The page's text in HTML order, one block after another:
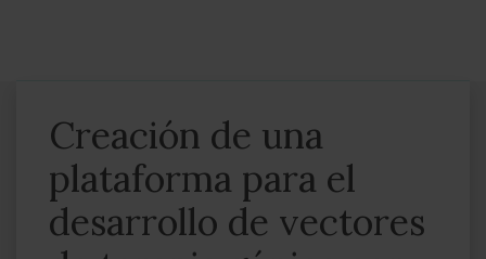
Creación de una
plataforma para el
desarrollo de vectores